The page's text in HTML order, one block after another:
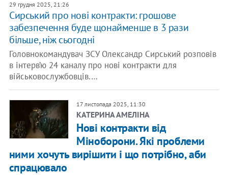
29 грудня 2025, 21:26
Сирський про нові контракти: грошове
забезпечення буде щонайменше в 3 рази
більше, ніж сьогодні
Головнокомандувач ЗСУ Олександр Сирський розповів
в інтерв’ю 24 каналу про нові контракти для
військовослужбовців.…
17 листопада 2025, 11:30
КАТЕРИНА АМЕЛІНА
Нові контракти від
Міноборони. Які проблеми
ними хочуть вирішити і що потрібно, аби
спрацювало